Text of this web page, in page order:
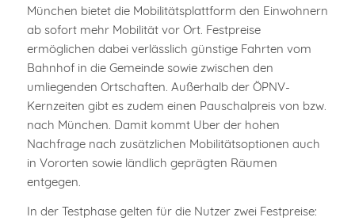
München bietet die Mobilitätsplattform den Einwohnern
ab sofort mehr Mobilität vor Ort. Festpreise
ermöglichen dabei verlässlich günstige Fahrten vom
Bahnhof in die Gemeinde sowie zwischen den
umliegenden Ortschaften. Außerhalb der ÖPNV-
Kernzeiten gibt es zudem einen Pauschalpreis von bzw.
nach München. Damit kommt Uber der hohen
Nachfrage nach zusätzlichen Mobilitätsoptionen auch
in Vororten sowie ländlich geprägten Räumen
entgegen.
In der Testphase gelten für die Nutzer zwei Festpreise: